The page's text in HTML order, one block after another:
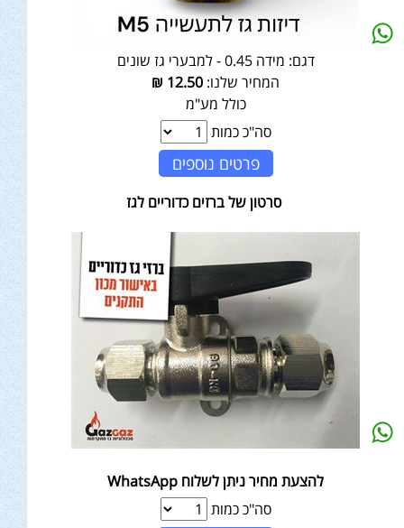
דגם: מידה 0.45 - למבערי גז שונים
המחיר שלנו: 12.50
₪
כולל מע"מ
סה"כ כמות
פרטים נוספים
סרטון של ברזים כדוריים לגז
להצעת מחיר ניתן לשלוח WhatsApp
סה"כ כמות